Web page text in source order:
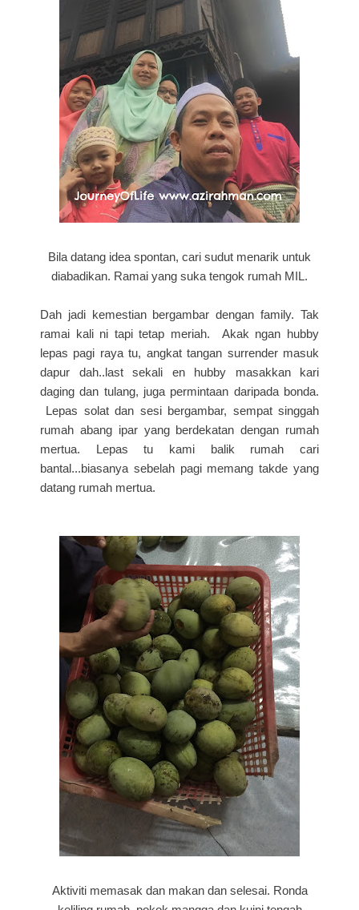
Bila datang idea spontan, cari sudut menarik untuk
diabadikan. Ramai yang suka tengok rumah MIL.
Dah jadi kemestian bergambar dengan family. Tak
ramai kali ni tapi tetap meriah. Akak ngan hubby
lepas pagi raya tu, angkat tangan surrender masuk
dapur dah..last sekali en hubby masakkan kari
daging dan tulang, juga permintaan daripada bonda.
Lepas solat dan sesi bergambar, sempat singgah
rumah abang ipar yang berdekatan dengan rumah
mertua. Lepas tu kami balik rumah cari
bantal...biasanya sebelah pagi memang takde yang
datang rumah mertua.
Aktiviti memasak dan makan dan selesai. Ronda